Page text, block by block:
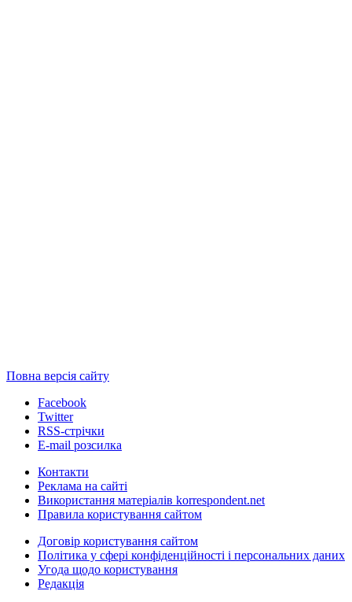
Повна версія сайту
Facebook
Twitter
RSS-стрічки
E-mail розсилка
Контакти
Реклама на сайті
Використання матеріалів korrespondent.net
Правила користування сайтом
Договір користування сайтом
Політика у сфері конфіденційності і персональних даних
Угода щодо користування
Редакція